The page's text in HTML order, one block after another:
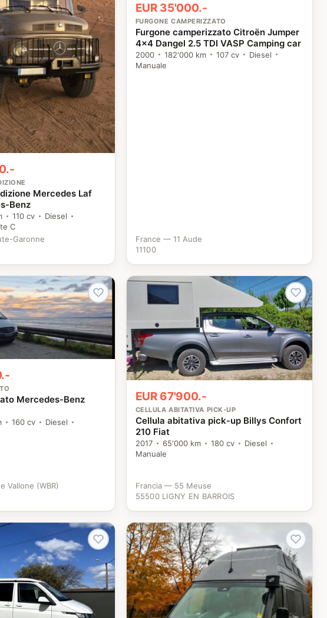
Mercedes Laf
Benz
110 cv
Diesel
C
Garonne
EUR 35'000.-
FURGONE CAMPERIZZATO
Furgone camperizzato Citroën Jumper
4×4 Dangel 2.5 TDI VASP Camping car
2000 182'000 km 107 cv
Diesel
Manuale
France — 11 Aude
11100
Mercedes-Benz
160 cv
Diesel
Vallone (WBR)
EUR 67'900.-
CELLULA ABITATIVA PICK-UP
Cellula abitativa pick-up Billys Confort
210 Fiat
2017 65'000 km 180 cv
Diesel
Manuale
Francia — 55 Meuse
55500 LIGNY EN BARROIS